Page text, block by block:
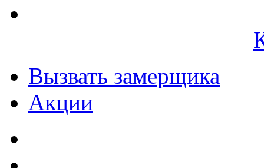
Вызвать замерщика
Акции